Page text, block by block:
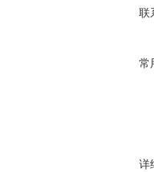
联
常
详